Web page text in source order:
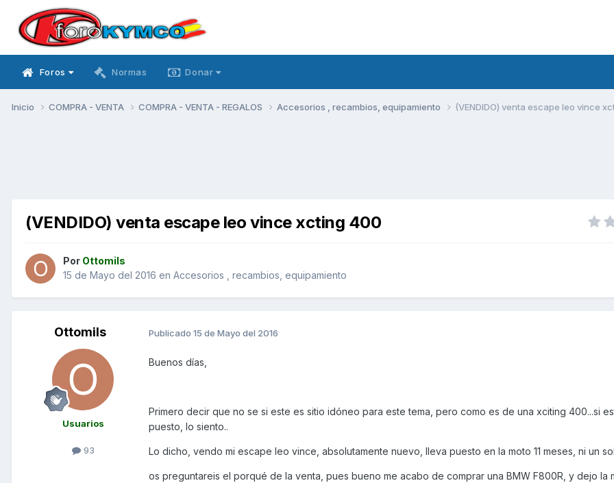
Foros Normas Donar
Inicio COMPRA - VENTA COMPRA - VENTA - REGALOS Accesorios , recambios, equipamiento (VENDIDO) venta escape leo vince
(VENDIDO) venta escape leo vince xcting 400
Por Ottomils
15 de Mayo del 2016 en Accesorios , recambios, equipamiento
Ottomils
Usuarios
93
Publicado 15 de Mayo del 2016
Buenos días,
Primero decir que no se si este es sitio idóneo para este tema, pero como es de una xciting 400...si
puesto, lo siento..
Lo dicho, vendo mi escape leo vince, absolutamente nuevo, lleva puesto en la moto 11 meses, ni un
os preguntareis el porqué de la venta, pues bueno me acabo de comprar una BMW F800R, y dejo la